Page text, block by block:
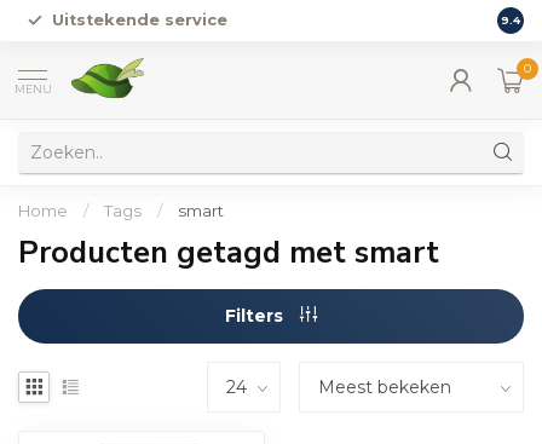
Uitstekende service 9.4
MENU
0
Home / Tags / smart
Producten getagd met smart
Filters